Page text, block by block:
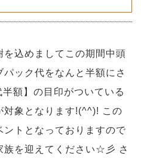
込めましてこの期間中頭
ック代をなんと半額にさ
額】の目印がついている
対象となります!(^^)! この
トとなっておりますので
族を迎えてください☆彡 さ